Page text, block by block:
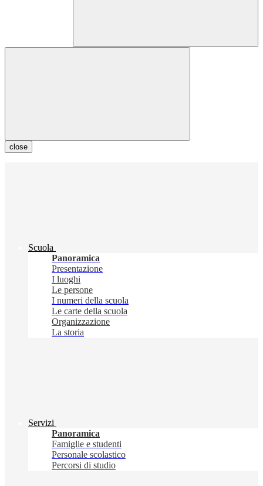
close
Scuola
Panoramica
Presentazione
I luoghi
Le persone
I numeri della scuola
Le carte della scuola
Organizzazione
La storia
Servizi
Panoramica
Famiglie e studenti
Personale scolastico
Percorsi di studio